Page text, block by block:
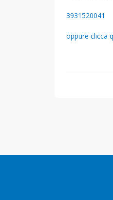
3931520041
oppure clicca